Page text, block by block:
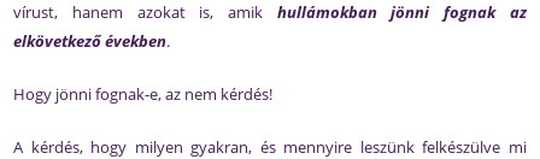
vírust, hanem azokat is, amik hullámokban jönni fognak az
elkövetkező években.
Hogy jönni fognak-e, az nem kérdés!
A kérdés, hogy milyen gyakran, és mennyire leszünk felkészülve mi